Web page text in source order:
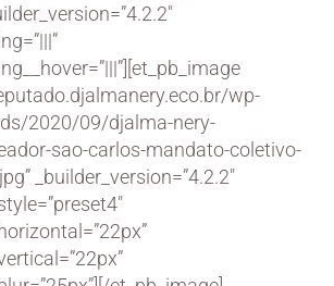
wp-
2020/09/djalma-nery-
sao-carlos-mandato-coletivo-
_builder_version=”4.2.2″